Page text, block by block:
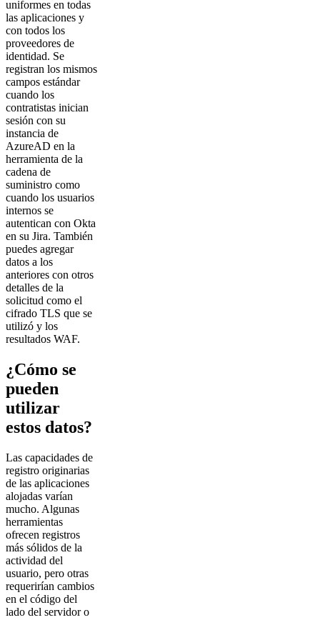
uniformes en todas
las aplicaciones y
con todos los
proveedores de
identidad. Se
registran los mismos
campos estándar
cuando los
contratistas inician
sesión con su
instancia de
AzureAD en la
herramienta de la
cadena de
suministro como
cuando los usuarios
internos se
autentican con Okta
en su Jira. También
puedes agregar
datos a los
anteriores con otros
detalles de la
solicitud como el
cifrado TLS que se
utilizó y los
resultados WAF.
¿Cómo se
pueden
utilizar
estos datos?
Las capacidades de
registro originarias
de las aplicaciones
alojadas varían
mucho. Algunas
herramientas
ofrecen registros
más sólidos de la
actividad del
usuario, pero otras
requerirían cambios
en el código del
lado del servidor o